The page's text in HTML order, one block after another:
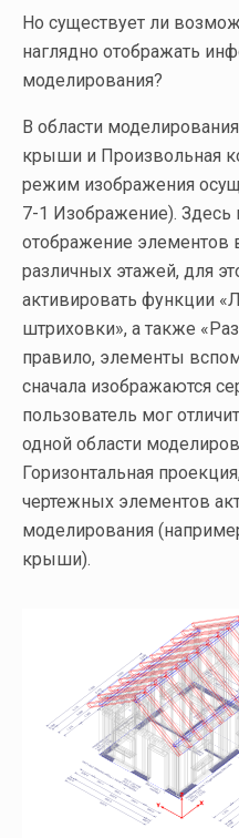
Но существует ли
наглядно отображать
моделирования?
В области
крыши и Произвольная
режим изображения
7-1 Изображение).
отображение элементов
различных этажей, для
активировать функции
штриховки», а также
правило, элементы
сначала изображаются
пользователь мог
одной области
Горизонтальная
чертежных элементов
моделирования
крыши).